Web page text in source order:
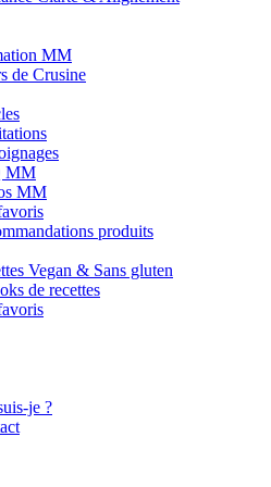
MM
de Crusine
MM
MM
produits
Vegan & Sans gluten
de recettes
je ?